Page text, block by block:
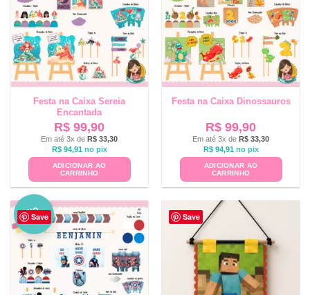
Festa na Caixa Sereia
Encantada
R$ 99,90
Em até 3x de R$ 33,30
R$94,91 no pix
ADICIONAR AO
CARRINHO
Festa na Caixa Dinossauros
R$ 99,90
Em até 3x de R$ 33,30
R$94,91 no pix
ADICIONAR AO
CARRINHO
Save
NO
VO Save